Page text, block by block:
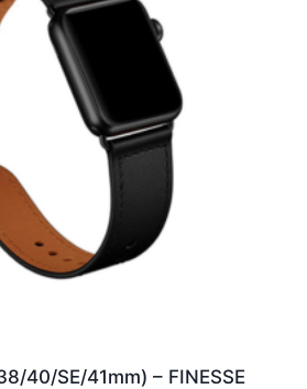
40/SE/41mm) – FINESSE